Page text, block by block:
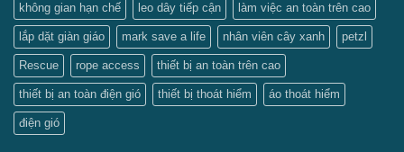
không gian hạn chế leo dây tiếp cận làm việc an toàn trên cao
lắp dặt giàn giáo mark save a life nhân viên cây xanh petzl
Rescue rope access thiết bị an toàn trên cao
thiết bị an toàn điện gió thiết bị thoát hiểm áo thoát hiểm
điện gió